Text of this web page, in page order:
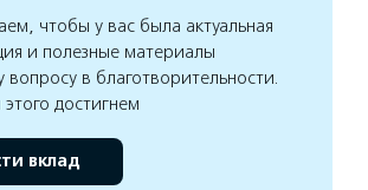
чтобы у вас была актуальная
и полезные материалы
в благотворительности.
достигнем
вклад